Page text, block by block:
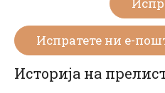
Испратете ни е-
Историја на